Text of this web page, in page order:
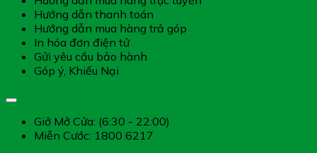
Hướng dẫn thanh toán
Hướng dẫn mua hàng trả góp
In hóa đơn điện tử
Gửi yêu cầu bảo hành
Góp ý, Khiếu Nại
Giở Mở Cửa: (6:30 - 22:00)
Miễn Cước: 1800 6217